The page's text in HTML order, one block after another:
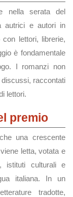
nella serata del
autrici e autori in
lettori, librerie,
è fondamentale
I romanzi non
raccontati
lettori.
premio
una crescente
letta, votata e
istituti culturali e
italiana. In un
tradotte,